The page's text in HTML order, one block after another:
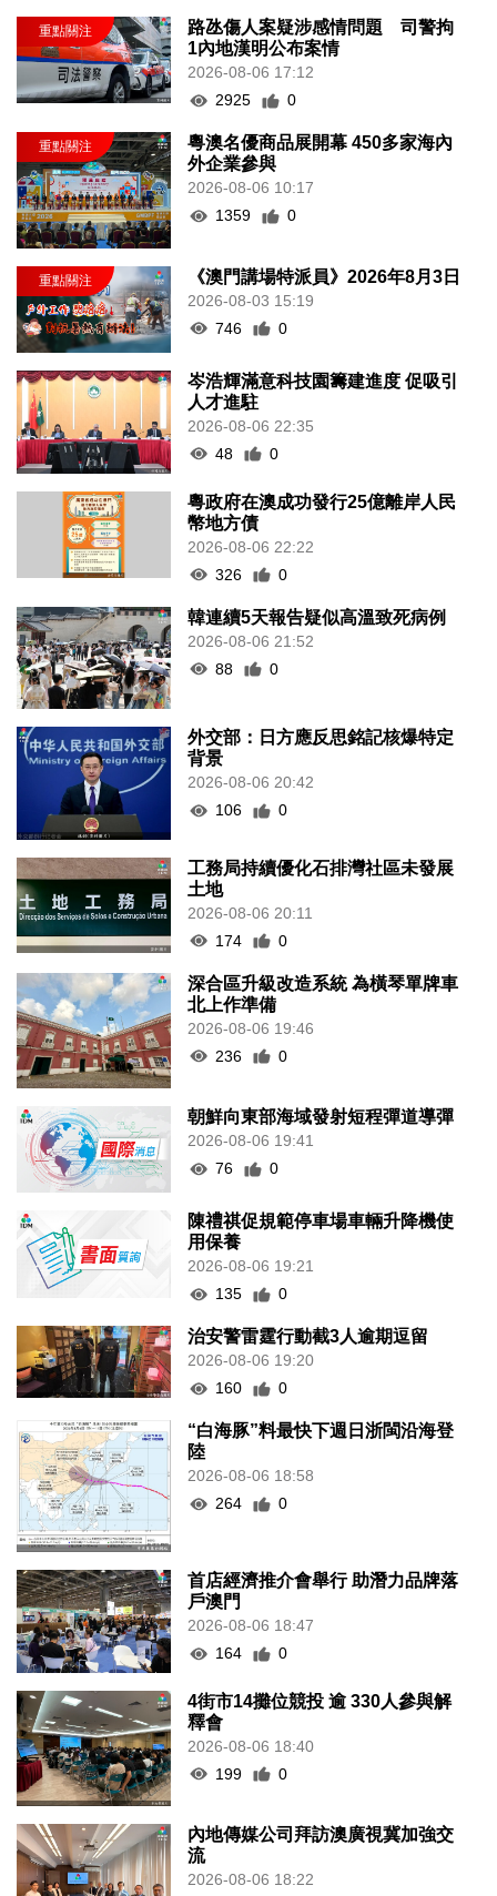
路氹傷人案疑涉感情問題 司警拘
1內地漢明公布案情
2026-08-06 17:12
2925
0
粵澳名優商品展開幕 450多家海內
外企業參與
2026-08-06 10:17
1359
0
《澳門講場特派員》2026年8月3日
2026-08-03 15:19
746
0
岑浩輝滿意科技園籌建進度 促吸引
人才進駐
2026-08-06 22:35
48
0
粵政府在澳成功發行25億離岸人民
幣地方債
2026-08-06 22:22
326
0
韓連續5天報告疑似高溫致死病例
2026-08-06 21:52
88
0
外交部：日方應反思銘記核爆特定
背景
2026-08-06 20:42
106
0
工務局持續優化石排灣社區未發展
土地
2026-08-06 20:11
174
0
深合區升級改造系統 為橫琴單牌車
北上作準備
2026-08-06 19:46
236
0
朝鮮向東部海域發射短程彈道導彈
2026-08-06 19:41
76
0
陳禮祺促規範停車場車輛升降機使
用保養
2026-08-06 19:21
135
0
治安警雷霆行動截3人逾期逗留
2026-08-06 19:20
160
0
“白海豚”料最快下週日浙閩沿海登
陸
2026-08-06 18:58
264
0
首店經濟推介會舉行 助潛力品牌落
戶澳門
2026-08-06 18:47
164
0
4街市14攤位競投 逾 330人參與解
釋會
2026-08-06 18:40
199
0
內地傳媒公司拜訪澳廣視冀加強交
流
2026-08-06 18:22